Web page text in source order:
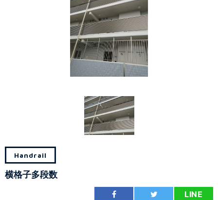
Handrail
横格子多段数
LINE